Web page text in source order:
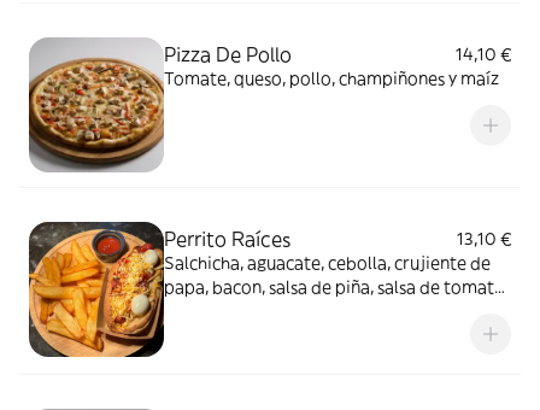
Pizza De Pollo
14,10 €
Tomate, queso, pollo, champiñones y maíz
Perrito Raíces
13,10 €
Salchicha, aguacate, cebolla, crujiente de
papa, bacon, salsa de piña, salsa de tomate,